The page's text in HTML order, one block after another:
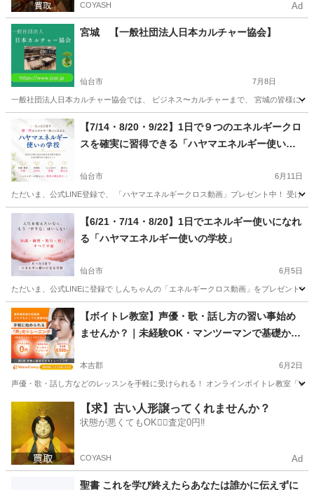
COYASH Ad
宮城 【一般社団法人日本カルチャー協会】
仙台市 7月8日
一般社団法人日本カルチャー協会では、 ビジネス〜カルチャーまで、 宮城の皆様に
宮城 仙台市
【7/14・8/20・9/22】1日で９つのエネルギークロ
スを確実に習得できる「ハヤマエネルギー使いの
仙台市 6月11日
ただいま、公式LINE登録で、 「ハヤマエネルギークロス動画」プレゼント中！ 受け
宮城 仙台市
【6/21・7/14・8/20】1日でエネルギー使いになれ
る「ハヤマエネルギー使いの学校」
仙台市 6月5日
ただいま、公式LINEに登録で しんちゃんの「エネルギークロス動画」をプレゼント
宮城 仙台市 その他
【ボイトレ教室】声優・歌・話し方の習い事始め
ませんか？｜未経験OK・マンツーマンで基礎から
迎
本吉郡 6月2日
声優・歌・話し方などのレッスンを手軽に受けられる！ オンラインボイトレ教室「
その他 声優
【求】古い人形譲ってくれませんか？
状態が悪くてもOK🙆‍♀️査定0円‼️
COYASH Ad
聖書 これを学び終えたらあなたは誰かに伝えずに